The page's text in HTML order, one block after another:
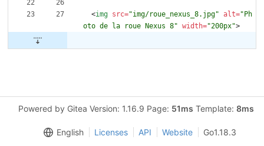
<img src="img/roue_nexus_8.jpg" alt="Ph
oto de la roue Nexus 8" width="200px">
Powered by Gitea Version: 1.16.9 Page: 51ms Template: 8ms
English Licenses API Website Go1.18.3